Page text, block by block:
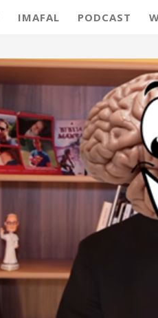
IMAFAL PODCAST